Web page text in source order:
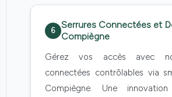
6
Serrures Connectées et
Compiègne
Gérez vos accès avec
connectées contrôlables via
Compiègne. Une